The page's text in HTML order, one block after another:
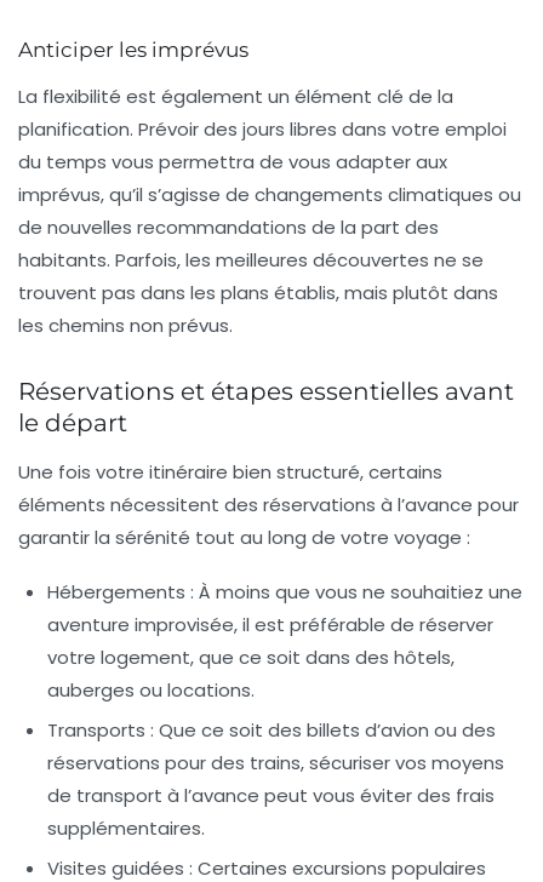
Anticiper les imprévus
La flexibilité est également un élément clé de la
planification. Prévoir des jours libres dans votre emploi
du temps vous permettra de vous adapter aux
imprévus, qu’il s’agisse de changements climatiques ou
de nouvelles recommandations de la part des
habitants. Parfois, les meilleures découvertes ne se
trouvent pas dans les plans établis, mais plutôt dans
les chemins non prévus.
Réservations et étapes essentielles avant
le départ
Une fois votre itinéraire bien structuré, certains
éléments nécessitent des réservations à l’avance pour
garantir la sérénité tout au long de votre voyage :
Hébergements : À moins que vous ne souhaitiez une
aventure improvisée, il est préférable de réserver
votre logement, que ce soit dans des hôtels,
auberges ou locations.
Transports : Que ce soit des billets d’avion ou des
réservations pour des trains, sécuriser vos moyens
de transport à l’avance peut vous éviter des frais
supplémentaires.
Visites guidées : Certaines excursions populaires